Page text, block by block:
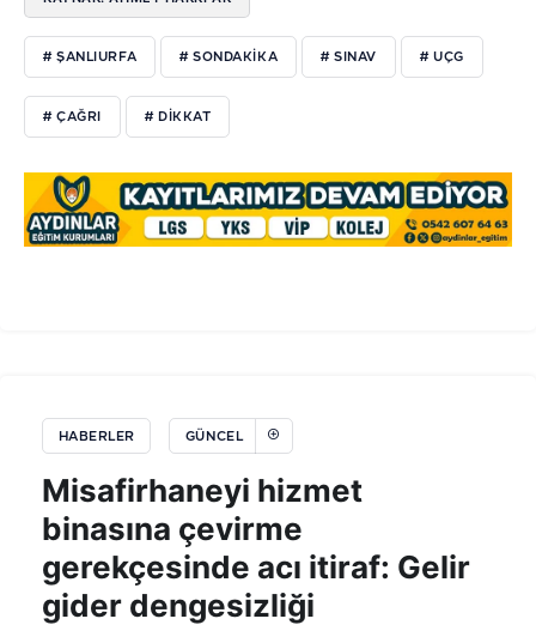
# ŞANLIURFA # SONDAKIKA # SINAV # UÇG
# ÇAĞRI # DIKKAT
HABERLER GÜNCEL
Misafirhaneyi hizmet
binasına çevirme
gerekçesinde acı itiraf: Gelir
gider dengesizliği